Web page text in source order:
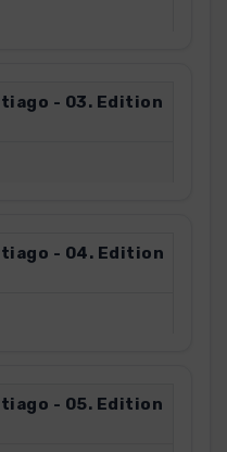
- 03. Edition
- 04. Edition
- 05. Edition